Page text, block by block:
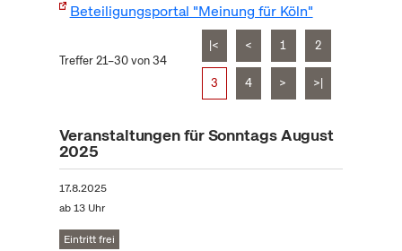
Beteiligungsportal "Meinung für Köln"
Treffer 21–30 von 34
|< < 1 2
3 4 > >|
Veranstaltungen für Sonntags August
2025
17.8.2025
ab 13 Uhr
Eintritt frei